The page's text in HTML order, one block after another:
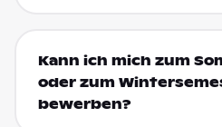
Kann ich mich zum
oder zum
bewerben?